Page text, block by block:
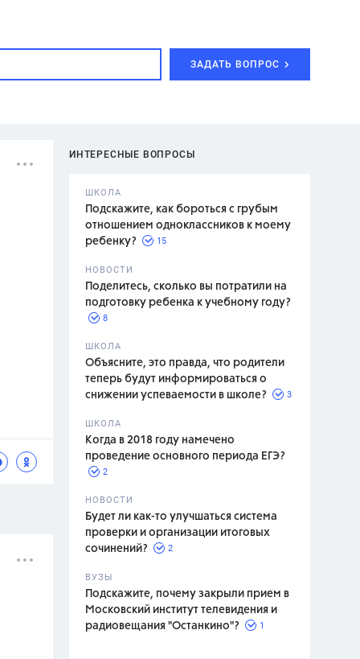
ЗАДАТЬ ВОПРОС
ИНТЕРЕСНЫЕ ВОПРОСЫ
ШКОЛА
Подскажите, как бороться с грубым
отношением одноклассников к моему
ребенку?
15
НОВОСТИ
Поделитесь, сколько вы потратили на
подготовку ребенка к учебному году?
8
ШКОЛА
Объясните, это правда, что родители
теперь будут информироваться о
снижении успеваемости в школе?
3
ШКОЛА
Когда в 2018 году намечено
проведение основного периода ЕГЭ?
2
НОВОСТИ
Будет ли как-то улучшаться система
проверки и организации итоговых
сочинений?
2
ВУЗЫ
Подскажите, почему закрыли прием в
Московский институт телевидения и
радиовещания "Останкино"?
1